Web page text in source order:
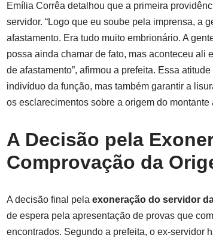
Emília Corrêa detalhou que a primeira
servidor. “Logo que eu soube pela imprensa, a
afastamento. Era tudo muito embrionário. A
possa ainda chamar de fato, mas aconteceu ali
de afastamento”, afirmou a prefeita. Essa
indivíduo da função, mas também garantir a
os esclarecimentos sobre a origem do montante
A Decisão pela
Comprovação da
A decisão final pela exoneração do servidor
de espera pela apresentação de provas que
encontrados. Segundo a prefeita, o ex-servidor